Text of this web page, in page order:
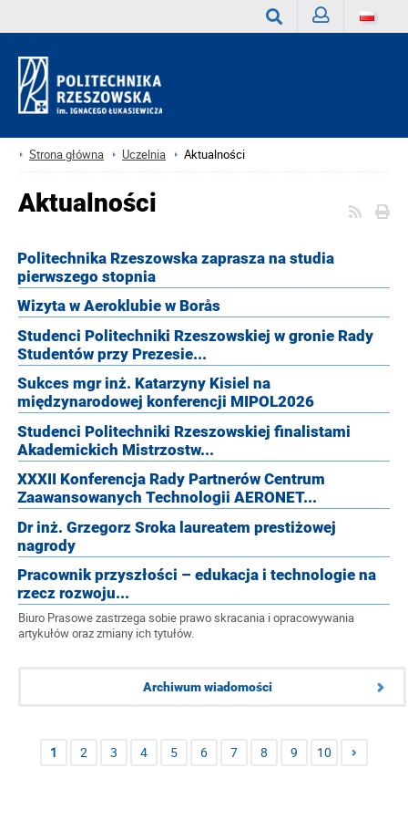
Strona główna Uczelnia Aktualności
Aktualności
Politechnika Rzeszowska zaprasza na studia
pierwszego stopnia
Wizyta w Aeroklubie w Borås
Studenci Politechniki Rzeszowskiej w gronie Rady
Studentów przy Prezesie...
Sukces mgr inż. Katarzyny Kisiel na
międzynarodowej konferencji MIPOL2026
Studenci Politechniki Rzeszowskiej finalistami
Akademickich Mistrzostw...
XXXII Konferencja Rady Partnerów Centrum
Zaawansowanych Technologii AERONET...
Dr inż. Grzegorz Sroka laureatem prestiżowej
nagrody
Pracownik przyszłości – edukacja i technologie na
rzecz rozwoju...
Biuro Prasowe zastrzega sobie prawo skracania i opracowywania
artykułów oraz zmiany ich tytułów.
Archiwum wiadomości
1 2 3 4 5 6 7 8 9 10